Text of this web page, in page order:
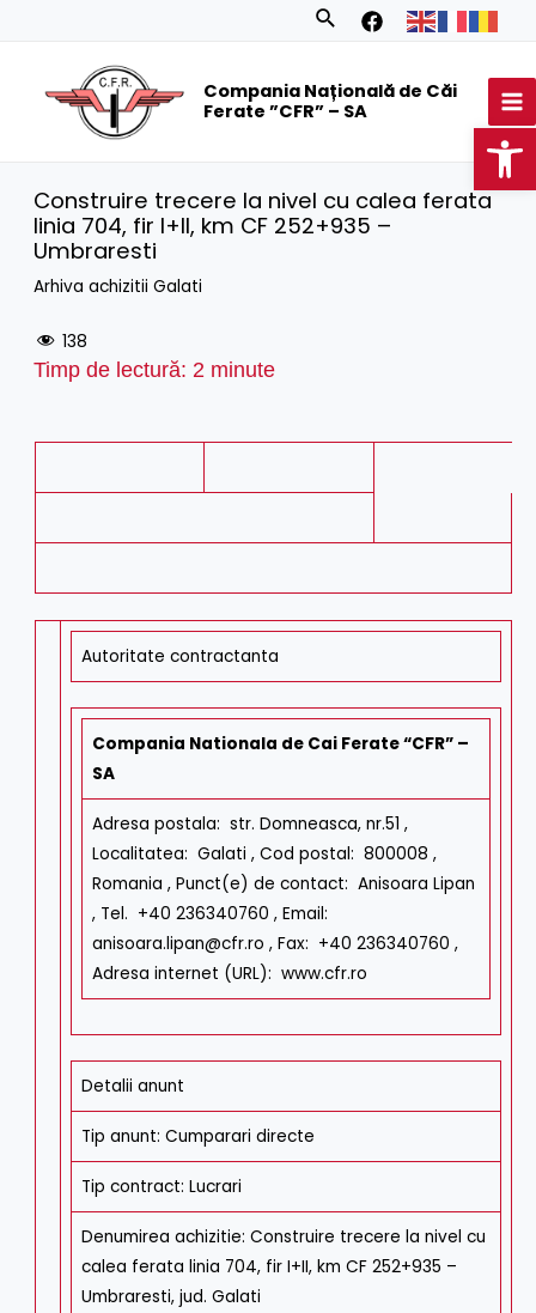
Search
Compania Națională de Căi
Ferate ”CFR” – SA
Construire trecere la nivel cu calea ferata
linia 704, fir I+II, km CF 252+935 –
Umbraresti
Arhiva achizitii Galati
138
Timp de lectură: 2 minute
Autoritate contractanta
Compania Nationala de Cai Ferate “CFR” –
SA
Adresa postala: str. Domneasca, nr.51 ,
Localitatea: Galati , Cod postal: 800008 ,
Romania , Punct(e) de contact: Anisoara Lipan
, Tel. +40 236340760 , Email:
anisoara.lipan@cfr.ro , Fax: +40 236340760 ,
Adresa internet (URL): www.cfr.ro
Detalii anunt
Tip anunt: Cumparari directe
Tip contract: Lucrari
Denumirea achizitie: Construire trecere la nivel cu
calea ferata linia 704, fir I+II, km CF 252+935 –
Umbraresti, jud. Galati